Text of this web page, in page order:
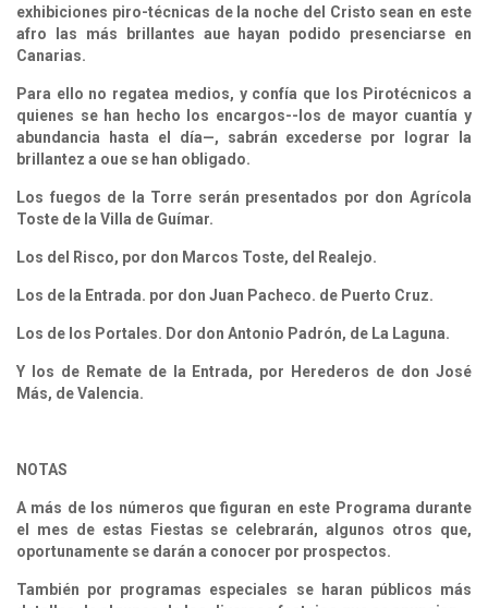
exhibiciones piro-técnicas de la noche del Cristo sean en este
afro las más brillantes aue hayan podido presenciarse en
Canarias.
Para ello no regatea medios, y confía que los Pirotécnicos a
quienes se han hecho los encargos--los de mayor cuantía y
abundancia hasta el día—, sabrán excederse por lograr la
brillantez a oue se han obligado.
Los fuegos de la Torre serán presentados por don Agrícola
Toste de la Villa de Guímar.
Los del Risco, por don Marcos Toste, del Realejo.
Los de la Entrada. por don Juan Pacheco. de Puerto Cruz.
Los de los Portales. Dor don Antonio Padrón, de La Laguna.
Y los de Remate de la Entrada, por Herederos de don José
Más, de Valencia.
NOTAS
A más de los números que figuran en este Programa durante
el mes de estas Fiestas se celebrarán, algunos otros que,
oportunamente se darán a conocer por prospectos.
También por programas especiales se haran públicos más